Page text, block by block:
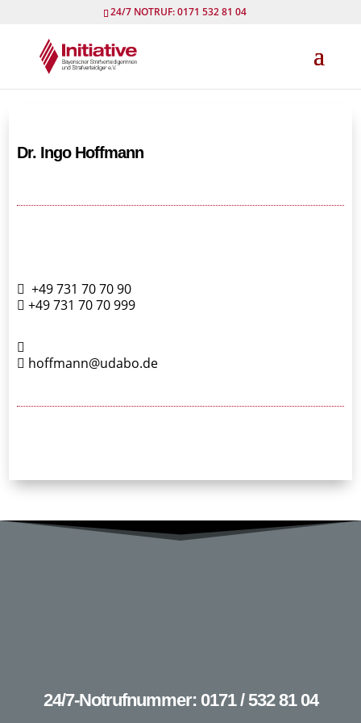
24/7 NOTRUF: 0171 532 81 04
Dr. Ingo Hoffmann
+49 731 70 70 90
+49 731 70 70 999
hoffmann@udabo.de
24/7-Notrufnummer: 0171 / 532 81 04